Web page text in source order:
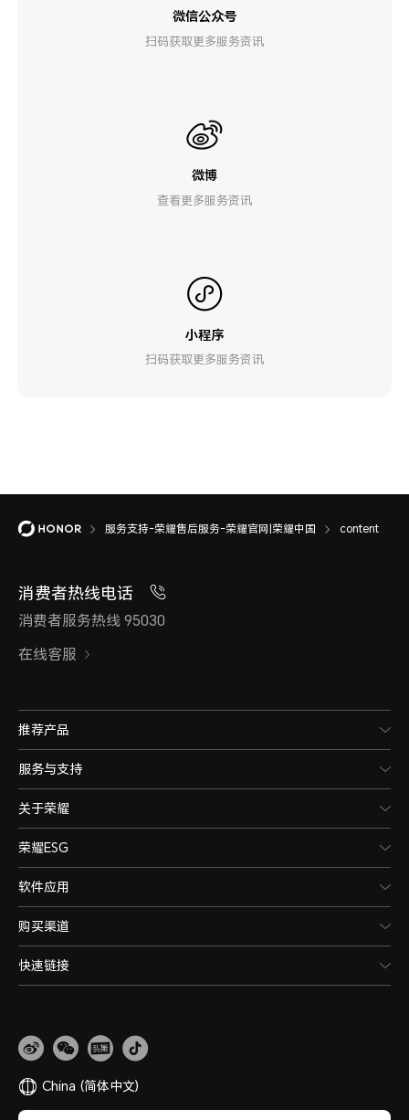
微信公众号
扫码获取更多服务资讯
微博
查看更多服务资讯
小程序
扫码获取更多服务资讯
服务支持-荣耀售后服务-荣耀官网|荣耀中国 content
消费者热线电话
消费者服务热线 95030
在线客服
推荐产品
服务与支持
关于荣耀
荣耀ESG
软件应用
购买渠道
快速链接
China (简体中文)